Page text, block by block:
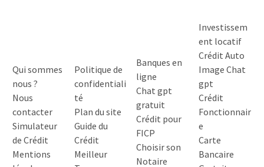
Qui sommes
nous ?
Nous
contacter
Simulateur
de Crédit
Mentions
Politique de
confidentiali
té
Plan du site
Guide du
Crédit
Meilleur
Banques en
ligne
Chat gpt
gratuit
Crédit pour
FICP
Choisir son
Notaire
Investissem
ent locatif
Crédit Auto
Image Chat
gpt
Crédit
Fonctionnair
e
Carte
Bancaire